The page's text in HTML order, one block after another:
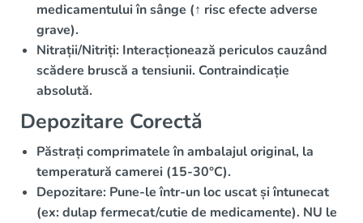
medicamentului în sânge (↑ risc efecte adverse
grave).
Nitrații/Nitriți: Interacționează periculos cauzând
scădere bruscă a tensiunii. Contraindicație
absolută.
Depozitare Corectă
Păstrați comprimatele înambalajul original, la
temperatură camerei (15-30°C).
Depozitare: Pune-le într-un loc uscat și întunecat
(ex: dulap fermecat/cutie de medicamente). NU le